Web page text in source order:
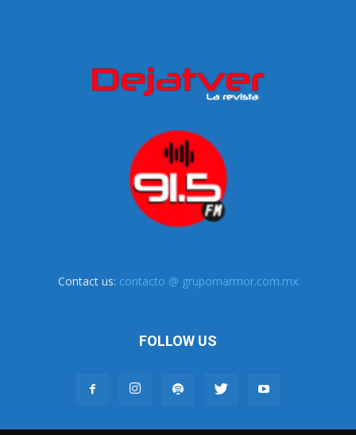
Contact us: contacto @ grupomarmor.com.mx
FOLLOW US